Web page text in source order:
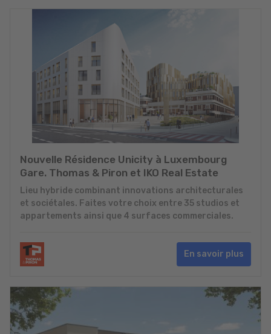
Nouvelle Résidence Unicity à Luxembourg
Gare. Thomas & Piron et IKO Real Estate
Lieu hybride combinant innovations architecturales
et sociétales. Faites votre choix entre 35 studios et
appartements ainsi que 4 surfaces commerciales.
En savoir plus